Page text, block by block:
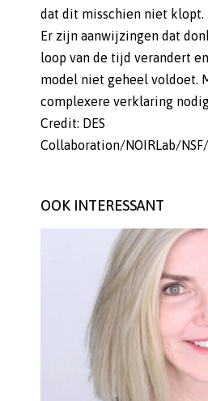
dat dit misschien niet klopt.
Er zijn aanwijzingen dat
loop van de tijd verandert
model niet geheel voldoet.
complexere verklaring
Credit: DES
Collaboration/NOIRLab/
OOK INTERESSANT